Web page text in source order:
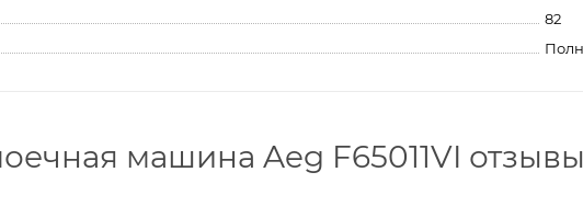
82
машина Aeg F65011VI